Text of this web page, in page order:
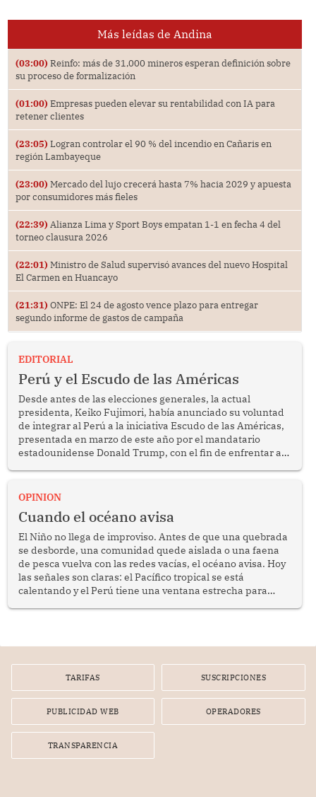
Más leídas de Andina
(03:00) Reinfo: más de 31,000 mineros esperan definición sobre
su proceso de formalización
(01:00) Empresas pueden elevar su rentabilidad con IA para
retener clientes
(23:05) Logran controlar el 90 % del incendio en Cañaris en
región Lambayeque
(23:00) Mercado del lujo crecerá hasta 7% hacia 2029 y apuesta
por consumidores más fieles
(22:39) Alianza Lima y Sport Boys empatan 1-1 en fecha 4 del
torneo clausura 2026
(22:01) Ministro de Salud supervisó avances del nuevo Hospital
El Carmen en Huancayo
(21:31) ONPE: El 24 de agosto vence plazo para entregar
segundo informe de gastos de campaña
EDITORIAL
Perú y el Escudo de las Américas
Desde antes de las elecciones generales, la actual
presidenta, Keiko Fujimori, había anunciado su voluntad
de integrar al Perú a la iniciativa Escudo de las Américas,
presentada en marzo de este año por el mandatario
estadounidense Donald Trump, con el fin de enfrentar al
OPINION
Cuando el océano avisa
El Niño no llega de improviso. Antes de que una quebrada
se desborde, una comunidad quede aislada o una faena
de pesca vuelva con las redes vacías, el océano avisa. Hoy
las señales son claras: el Pacífico tropical se está
calentando y el Perú tiene una ventana estrecha para
TARIFAS SUSCRIPCIONES
PUBLICIDAD WEB OPERADORES
TRANSPARENCIA